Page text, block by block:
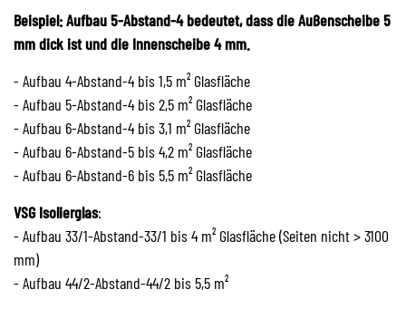
Beispiel: Aufbau 5-Abstand-4 bedeutet, dass die Außenscheibe 5
mm dick ist und die Innenscheibe 4 mm.
- Aufbau 4-Abstand-4 bis 1,5 m² Glasfläche
- Aufbau 5-Abstand-4 bis 2,5 m² Glasfläche
- Aufbau 6-Abstand-4 bis 3,1 m² Glasfläche
- Aufbau 6-Abstand-5 bis 4,2 m² Glasfläche
- Aufbau 6-Abstand-6 bis 5,5 m² Glasfläche
VSG Isolierglas:
- Aufbau 33/1-Abstand-33/1 bis 4 m² Glasfläche (Seiten nicht > 3100
mm)
- Aufbau 44/2-Abstand-44/2 bis 5,5 m²